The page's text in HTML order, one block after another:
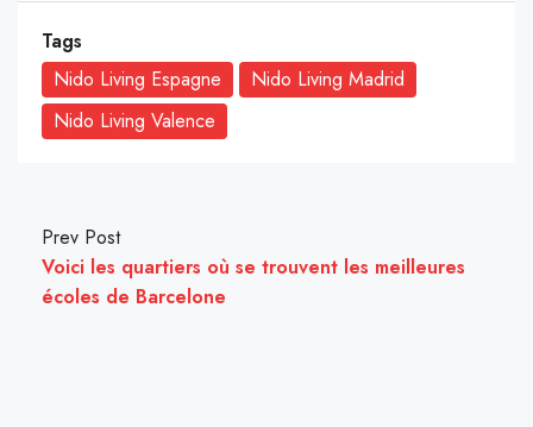
Tags
Nido Living Espagne
Nido Living Madrid
Nido Living Valence
Prev Post
Voici les quartiers où se trouvent les meilleures
écoles de Barcelone